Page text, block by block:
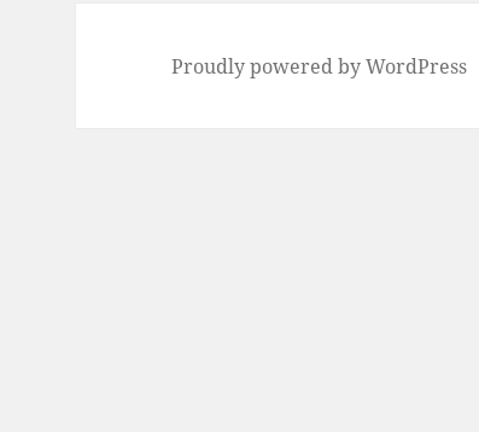
Proudly powered by WordPress